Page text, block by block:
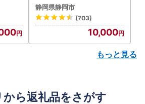
配送
】
ック
静岡県静岡市
(703)
10,000
もっと見る
から返礼品をさがす